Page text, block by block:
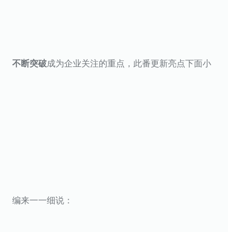
不断突破成为企业关注的重点，此番更新亮点下面小
编来一一细说：